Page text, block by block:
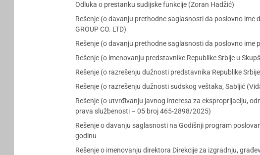
Odluka o prestanku sudijske funkcije (Zoran Hadžić)
Rešenje (o davanju prethodne saglasnosti da poslovno ime
GROUP CO. LTD)
Rešenje (o davanju prethodne saglasnosti da poslovno ime
Rešenje (o imenovanju predstavnike Republike Srbije u
Rešenje (o razrešenju dužnosti predstavnika Republike
Rešenje (o razrešenju dužnosti sudskog veštaka, Sabljić
Rešenje (o utvrđivanju javnog interesa za eksproprijaciju,
prava službenosti – 05 broj 465-2898/2025)
Rešenje o davanju saglasnosti na Godišnji program
godinu
Rešenje o imenovanju direktora Direkcije za izgradnju,